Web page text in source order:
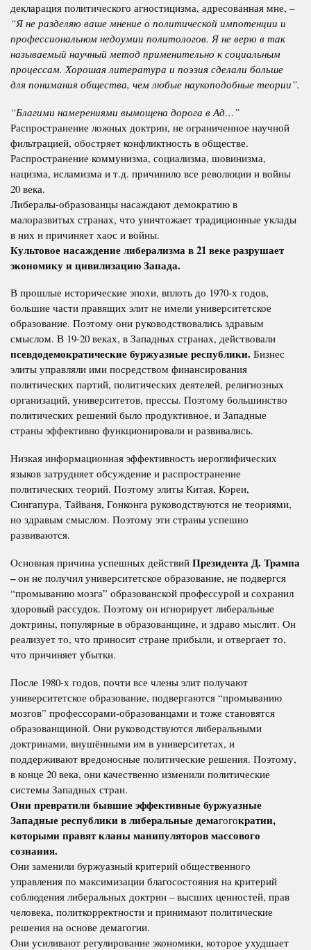
декларация политического агностицизма, адресованная мне, –
“Я не разделяю ваше мнение о политической импотенции и
профессиональном недоумии политологов. Я не верю в так
называемый научный метод применительно к социальным
процессам. Хорошая литература и поэзия сделали больше
для понимания общества, чем любые наукоподобные теории”.
“Благими намерениями вымощена дорога в Ад…”
Распространение ложных доктрин, не ограниченное научной
фильтрацией, обостряет конфликтность в обществе.
Распространение коммунизма, социализма, шовинизма,
нацизма, исламизма и т.д. причинило все революции и войны
20 века.
Либералы-образованцы насаждают демократию в
малоразвитых странах, что уничтожает традиционные уклады
в них и причиняет хаос и войны.
Культовое насаждение либерализма в 21 веке разрушает
экономику и цивилизацию Запада.
В прошлые исторические эпохи, вплоть до 1970-х годов,
большие части правящих элит не имели университетское
образование. Поэтому они руководствовались здравым
смыслом. В 19-20 веках, в Западных странах, действовали
псевдодемократические буржуазные республики. Бизнес
элиты управляли ими посредством финансирования
политических партий, политических деятелей, религиозных
организаций, университетов, прессы. Поэтому большинство
политических решений было продуктивное, и Западные
страны эффективно функционировали и развивались.
Низкая информационная эффективность иероглифических
языков затрудняет обсуждение и распространение
политических теорий. Поэтому элиты Китая, Кореи,
Сингапура, Тайваня, Гонконга руководствуются не теориями,
но здравым смыслом. Поэтому эти страны успешно
развиваются.
Основная причина успешных действий Президента Д. Трампа
–он не получил университетское образование, не подвергся
“промыванию мозга” образованской профессурой и сохранил
здоровый рассудок. Поэтому он игнорирует либеральные
доктрины, популярные в образованщине, и здраво мыслит. Он
реализует то, что приносит стране прибыли, и отвергает то,
что причиняет убытки.
После 1980-х годов, почти все члены элит получают
университетское образование, подвергаются “промыванию
мозгов” профессорами-образованцами и тоже становятся
образованщиной. Они руководствуются либеральными
доктринами, внушёнными им в университетах, и
поддерживают вредоносные политические решения. Поэтому,
в конце 20 века, они качественно изменили политические
системы Западных стран.
Они превратили бывшие эффективные буржуазные
Западные республики в либеральные демагогократии,
которыми правят кланы манипуляторов массового
сознания.
Они заменили буржуазный критерий общественного
управления по максимизации благосостояния на критерий
соблюдения либеральных доктрин – высших ценностей, прав
человека, политкорректности и принимают политические
решения на основе демагогии.
Они усиливают регулирование экономики, которое ухудшает